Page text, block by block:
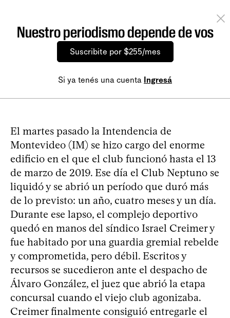
Nuestro periodismo depende de vos
Suscribite por $255/mes
Si ya tenés una cuenta Ingresá
El martes pasado la Intendencia de
Montevideo (IM) se hizo cargo del enorme
edificio en el que el club funcionó hasta el 13
de marzo de 2019. Ese día el Club Neptuno se
liquidó y se abrió un período que duró más
de lo previsto: un año, cuatro meses y un día.
Durante ese lapso, el complejo deportivo
quedó en manos del síndico Israel Creimer y
fue habitado por una guardia gremial rebelde
y comprometida, pero débil. Escritos y
recursos se sucedieron ante el despacho de
Álvaro González, el juez que abrió la etapa
concursal cuando el viejo club agonizaba.
Creimer finalmente consiguió entregarle el